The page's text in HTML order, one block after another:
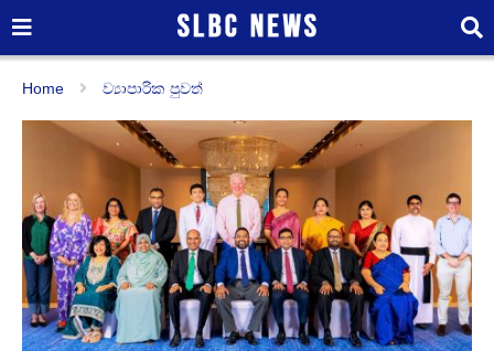
Home ව්‍යාපාරික පුවත්